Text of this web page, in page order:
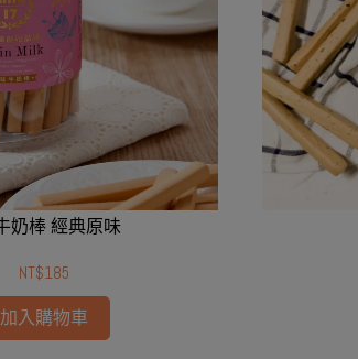
MINI牛奶棒 經典原味
NT$185
加入購物車